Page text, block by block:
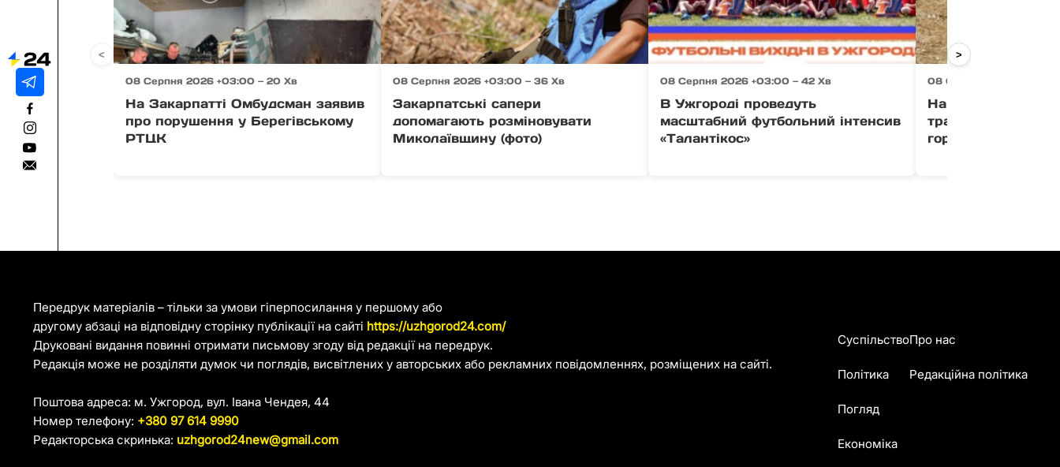
08 Серпня 2026 +03:00 — 20 Хв
На Закарпатті Омбудсман заявив
про порушення у Берегівському
РТЦК
08 Серпня 2026 +03:00 — 36 Хв
Закарпатські сапери
допомагають розміновувати
Миколаївщину (фото)
08 Серпня 2026 +03:00 — 42 Хв
В Ужгороді проведуть
масштабний футбольний інтенсив
«Талантікос»
08 Серпня 2026 +03:00
На Закарпатті
травмувала ногу
гори Гимба
< >
Передрук матеріалів – тільки за умови гіперпосилання у першому або
другому абзаці на відповідну сторінку публікації на сайті https://uzhgorod24.com/
Друковані видання повинні отримати письмову згоду від редакції на передрук.
Редакція може не розділяти думок чи поглядів, висвітлених у авторських або рекламних повідомленнях, розміщених на сайті.
Поштова адреса: м. Ужгород, вул. Івана Чендея, 44
Номер телефону: +380 97 614 9990
Редакторська скринька: uzhgorod24new@gmail.com
Суспільство
Політика
Погляд
Економіка
Про нас
Редакційна політика